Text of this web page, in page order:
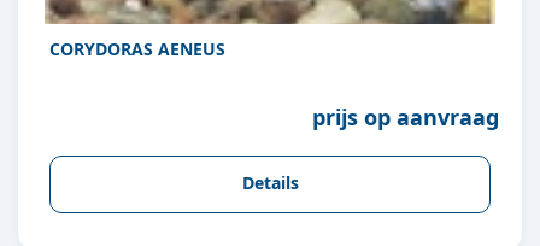
CORYDORAS AENEUS
prijs op aanvraag
Details